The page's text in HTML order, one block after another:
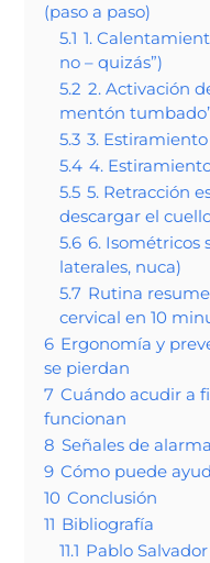
(paso a paso)
5.1 1.
no – quizás”)
5.2 2. Activación
mentón
5.3 3.
5.4 4.
5.5 5. Retracción
descargar el
5.6 6. Isométricos
laterales, nuca)
5.7 Rutina
cervical en 10
6 Ergonomía y
se pierdan
7 Cuándo acudir a
funcionan
8 Señales de alarma
9 Cómo puede
10 Conclusión
11 Bibliografía
11.1 Pablo